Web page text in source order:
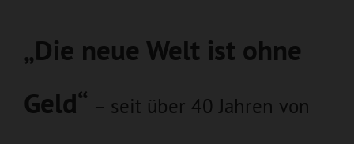
„Die neue Welt ist ohne
Geld“ – seit über 40 Jahren von